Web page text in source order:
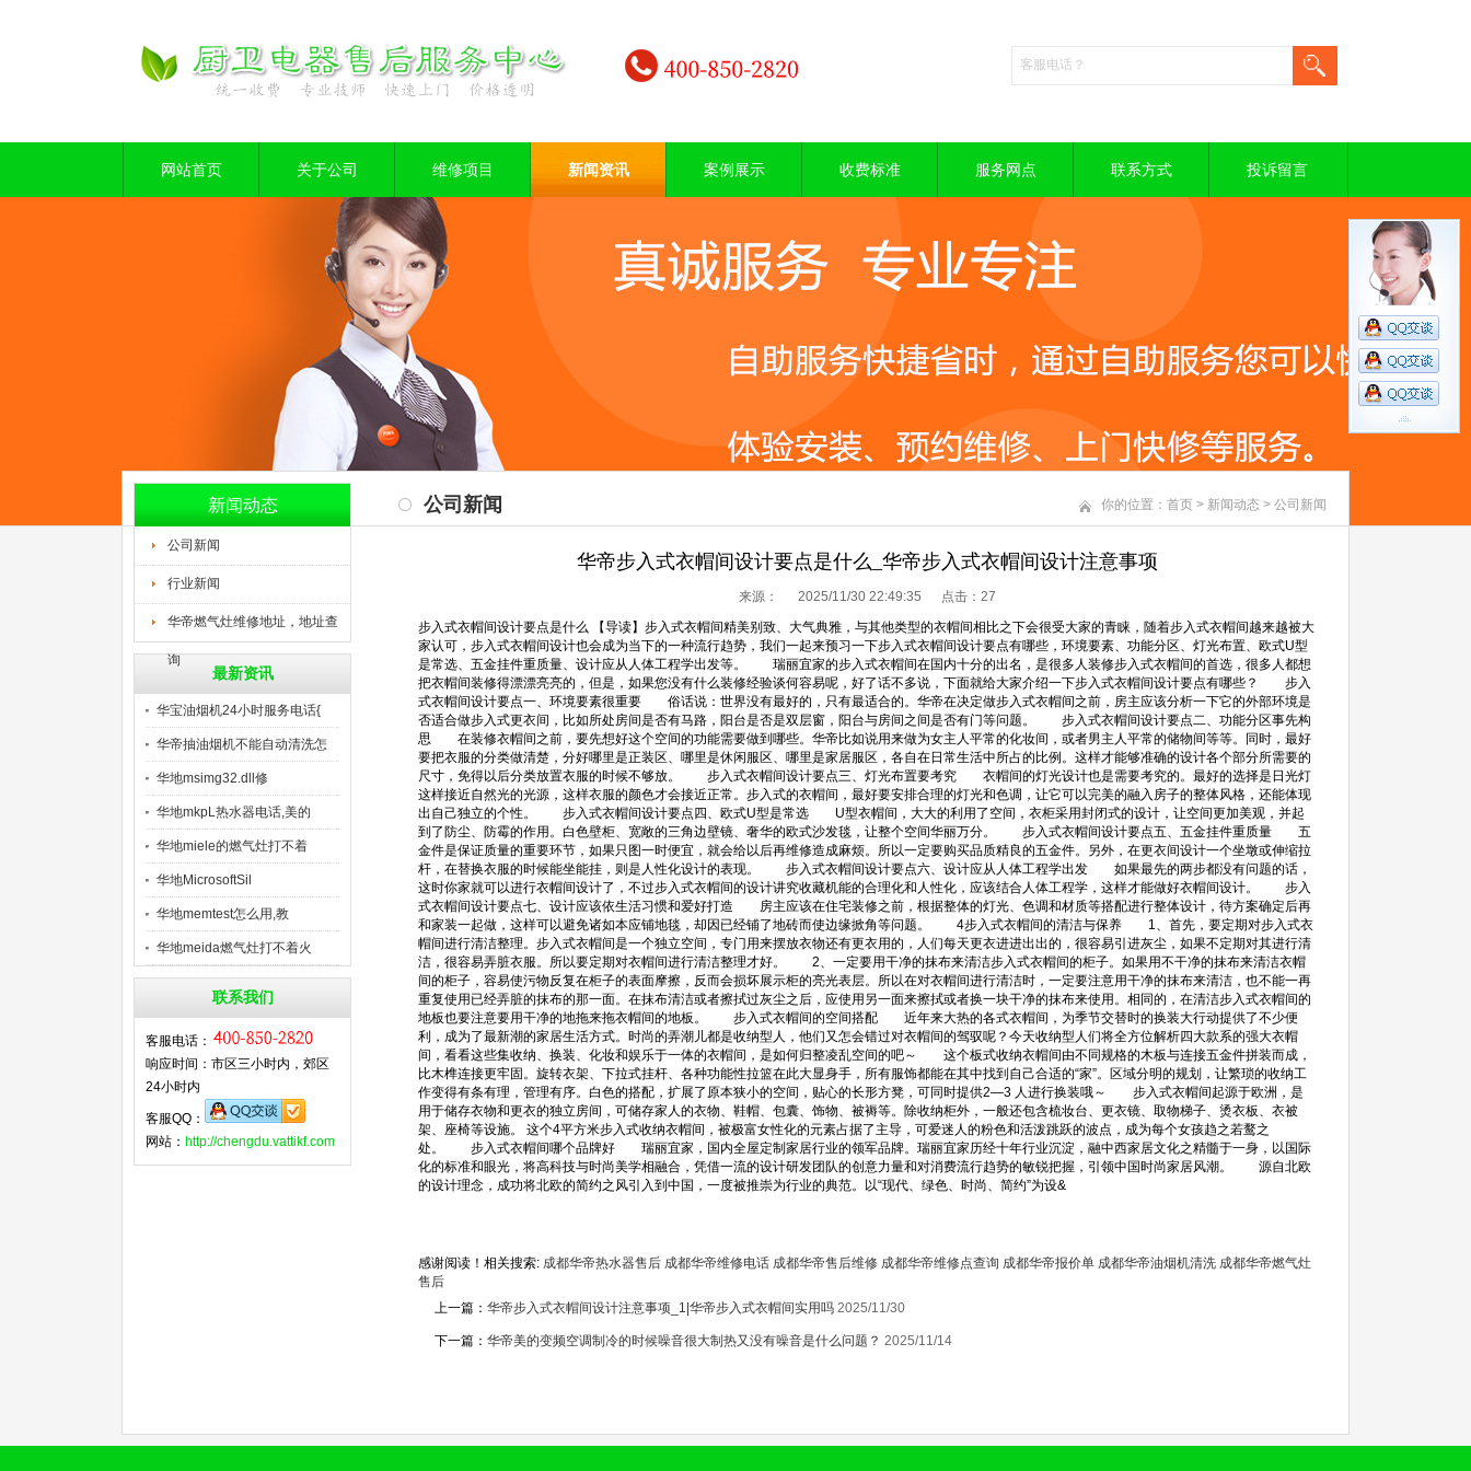
网站首页 关于公司 维修项目 新闻资讯 案例展示 收费标准 服务网点 联系方式 投诉留言
1
新闻动态
公司新闻
行业新闻
华帝燃气灶维修地址，地址查
询
最新资讯
华宝油烟机24小时服务电话{
华帝抽油烟机不能自动清洗怎
么
华地msimg32.dll修
华地mkpL热水器电话,美的
华地miele的燃气灶打不着
华地MicrosoftSil
华地memtest怎么用,教
华地meida燃气灶打不着火
联系我们
客服电话：
响应时间：市区三小时内，郊区
24小时内
客服QQ：
网站： http://chengdu.vattikf.com
公司新闻 你的位置： 首页 > 新闻动态 > 公司新闻
华帝步入式衣帽间设计要点是什么_华帝步入式衣帽间设计注意事项
来源： 2025/11/30 22:49:35 点击： 27
步入式衣帽间设计要点是什么 【导读】步入式衣帽间精美别致、大气典雅，与其他类型的衣帽间相比之下会很受大家的青睐，随着步入式衣帽间越来越被大
家认可，步入式衣帽间设计也会成为当下的一种流行趋势，我们一起来预习一下步入式衣帽间设计要点有哪些，环境要素、功能分区、灯光布置、欧式U型
是常选、五金挂件重质量、设计应从人体工程学出发等。 瑞丽宜家的步入式衣帽间在国内十分的出名，是很多人装修步入式衣帽间的首选，很多人都想
把衣帽间装修得漂漂亮亮的，但是，如果您没有什么装修经验谈何容易呢，好了话不多说，下面就给大家介绍一下步入式衣帽间设计要点有哪些？ 步入
式衣帽间设计要点一、环境要素很重要 俗话说：世界没有最好的，只有最适合的。华帝在决定做步入式衣帽间之前，房主应该分析一下它的外部环境是
否适合做步入式更衣间，比如所处房间是否有马路，阳台是否是双层窗，阳台与房间之间是否有门等问题。 步入式衣帽间设计要点二、功能分区事先构
思 在装修衣帽间之前，要先想好这个空间的功能需要做到哪些。华帝比如说用来做为女主人平常的化妆间，或者男主人平常的储物间等等。同时，最好
要把衣服的分类做清楚，分好哪里是正装区、哪里是休闲服区、哪里是家居服区，各自在日常生活中所占的比例。这样才能够准确的设计各个部分所需要的
尺寸，免得以后分类放置衣服的时候不够放。 步入式衣帽间设计要点三、灯光布置要考究 衣帽间的灯光设计也是需要考究的。最好的选择是日光灯
这样接近自然光的光源，这样衣服的颜色才会接近正常。步入式的衣帽间，最好要安排合理的灯光和色调，让它可以完美的融入房子的整体风格，还能体现
出自己独立的个性。 步入式衣帽间设计要点四、欧式U型是常选 U型衣帽间，大大的利用了空间，衣柜采用封闭式的设计，让空间更加美观，并起
到了防尘、防霉的作用。白色壁柜、宽敞的三角边壁镜、奢华的欧式沙发毯，让整个空间华丽万分。 步入式衣帽间设计要点五、五金挂件重质量 五
金件是保证质量的重要环节，如果只图一时便宜，就会给以后再维修造成麻烦。所以一定要购买品质精良的五金件。另外，在更衣间设计一个坐墩或伸缩拉
杆，在替换衣服的时候能坐能挂，则是人性化设计的表现。 步入式衣帽间设计要点六、设计应从人体工程学出发 如果最先的两步都没有问题的话，
这时你家就可以进行衣帽间设计了，不过步入式衣帽间的设计讲究收藏机能的合理化和人性化，应该结合人体工程学，这样才能做好衣帽间设计。 步入
式衣帽间设计要点七、设计应该依生活习惯和爱好打造 房主应该在住宅装修之前，根据整体的灯光、色调和材质等搭配进行整体设计，待方案确定后再
和家装一起做，这样可以避免诸如本应铺地毯，却因已经铺了地砖而使边缘掀角等问题。 4步入式衣帽间的清洁与保养 1、首先，要定期对步入式衣
帽间进行清洁整理。步入式衣帽间是一个独立空间，专门用来摆放衣物还有更衣用的，人们每天更衣进进出出的，很容易引进灰尘，如果不定期对其进行清
洁，很容易弄脏衣服。所以要定期对衣帽间进行清洁整理才好。 2、一定要用干净的抹布来清洁步入式衣帽间的柜子。如果用不干净的抹布来清洁衣帽
间的柜子，容易使污物反复在柜子的表面摩擦，反而会损坏展示柜的亮光表层。所以在对衣帽间进行清洁时，一定要注意用干净的抹布来清洁，也不能一再
重复使用已经弄脏的抹布的那一面。在抹布清洁或者擦拭过灰尘之后，应使用另一面来擦拭或者换一块干净的抹布来使用。相同的，在清洁步入式衣帽间的
地板也要注意要用干净的地拖来拖衣帽间的地板。 步入式衣帽间的空间搭配 近年来大热的各式衣帽间，为季节交替时的换装大行动提供了不少便
利，成为了最新潮的家居生活方式。时尚的弄潮儿都是收纳型人，他们又怎会错过对衣帽间的驾驭呢？今天收纳型人们将全方位解析四大款系的强大衣帽
间，看看这些集收纳、换装、化妆和娱乐于一体的衣帽间，是如何归整凌乱空间的吧～ 这个板式收纳衣帽间由不同规格的木板与连接五金件拼装而成，
比木榫连接更牢固。旋转衣架、下拉式挂杆、各种功能性拉篮在此大显身手，所有服饰都能在其中找到自己合适的“家”。区域分明的规划，让繁琐的收纳工
作变得有条有理，管理有序。白色的搭配，扩展了原本狭小的空间，贴心的长形方凳，可同时提供2—3 人进行换装哦～ 步入式衣帽间起源于欧洲，是
用于储存衣物和更衣的独立房间，可储存家人的衣物、鞋帽、包囊、饰物、被褥等。除收纳柜外，一般还包含梳妆台、更衣镜、取物梯子、烫衣板、衣被
架、座椅等设施。 这个4平方米步入式收纳衣帽间，被极富女性化的元素占据了主导，可爱迷人的粉色和活泼跳跃的波点，成为每个女孩趋之若鹜之
处。 步入式衣帽间哪个品牌好 瑞丽宜家，国内全屋定制家居行业的领军品牌。瑞丽宜家历经十年行业沉淀，融中西家居文化之精髓于一身，以国际
化的标准和眼光，将高科技与时尚美学相融合，凭借一流的设计研发团队的创意力量和对消费流行趋势的敏锐把握，引领中国时尚家居风潮。 源自北欧
的设计理念，成功将北欧的简约之风引入到中国，一度被推崇为行业的典范。以“现代、绿色、时尚、简约”为设&
感谢阅读！相关搜索: 成都华帝热水器售后 成都华帝维修电话 成都华帝售后维修 成都华帝维修点查询 成都华帝报价单 成都华帝油烟机清洗 成都华帝燃气灶
售后
上一篇： 华帝步入式衣帽间设计注意事项_1|华帝步入式衣帽间实用吗 2025/11/30
下一篇： 华帝美的变频空调制冷的时候噪音很大制热又没有噪音是什么问题？ 2025/11/14